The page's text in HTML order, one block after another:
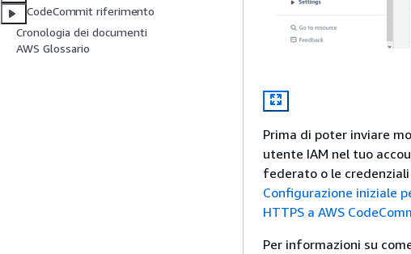
CodeCommit riferimento
Cronologia dei documenti
AWS Glossario
Prima di poter inviare
utente IAM nel tuo
federato o le
Configurazione iniziale
HTTPS a AWS
Per informazioni su